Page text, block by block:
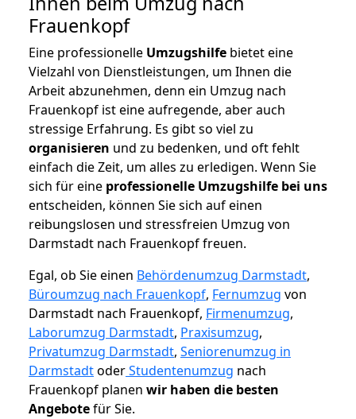
Frauenkopf
Eine professionelle Umzugshilfe bietet eine
Vielzahl von Dienstleistungen, um Ihnen die
Arbeit abzunehmen, denn ein Umzug nach
Frauenkopf ist eine aufregende, aber auch
stressige Erfahrung. Es gibt so viel zu
organisieren und zu bedenken, und oft fehlt
einfach die Zeit, um alles zu erledigen. Wenn Sie
sich für eine professionelle Umzugshilfe bei uns
entscheiden, können Sie sich auf einen
reibungslosen und stressfreien Umzug von
Darmstadt nach Frauenkopf freuen.
Egal, ob Sie einen Behördenumzug Darmstadt,
Büroumzug nach Frauenkopf, Fernumzug von
Darmstadt nach Frauenkopf, Firmenumzug,
Laborumzug Darmstadt, Praxisumzug,
Privatumzug Darmstadt, Seniorenumzug in
DarmstadtoderStudentenumzug nach
Frauenkopf planen wir haben die besten
Angebotefür Sie.